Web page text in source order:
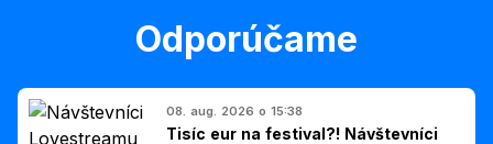
Odporúčame
08. aug. 2026 o 15:38
Tisíc eur na festival?! Návštevníci